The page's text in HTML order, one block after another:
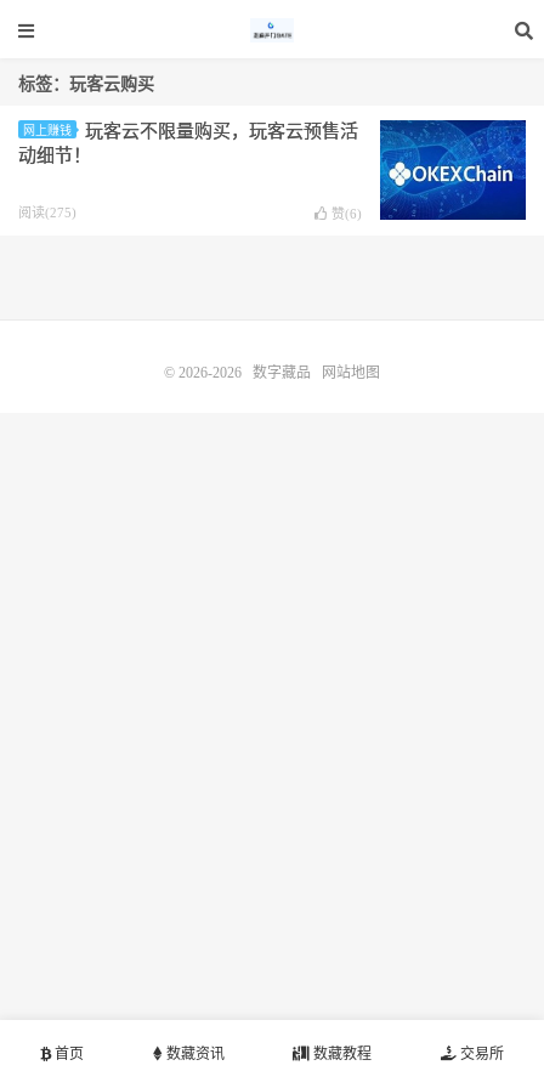
标签：玩客云购买
网上赚钱
玩客云不限量购买，玩客云预售活
动细节！
阅读(275) 赞(6)
首页 数藏资讯 数藏教程 交易所
© 2026-2026 数字藏品 网站地图